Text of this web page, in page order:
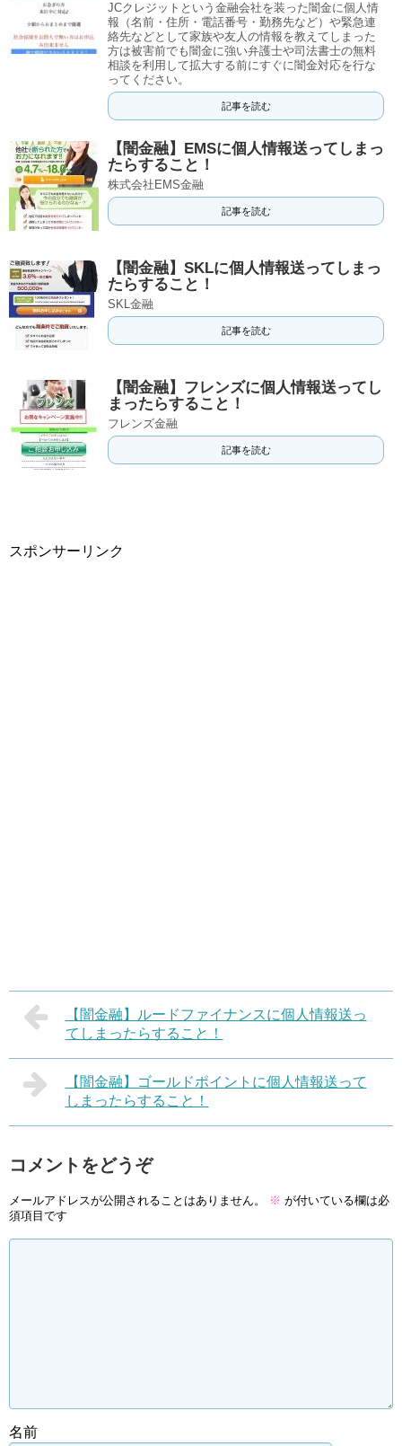
JCクレジットという金融会社を装った闇金に個人情
報（名前・住所・電話番号・勤務先など）や緊急連
絡先などとして家族や友人の情報を教えてしまった
方は被害前でも闇金に強い弁護士や司法書士の無料
相談を利用して拡大する前にすぐに闇金対応を行な
ってください。
記事を読む
【闇金融】EMSに個人情報送ってしまっ
たらすること！
株式会社EMS金融
記事を読む
【闇金融】SKLに個人情報送ってしまっ
たらすること！
SKL金融
記事を読む
【闇金融】フレンズに個人情報送ってし
まったらすること！
フレンズ金融
記事を読む
スポンサーリンク
【闇金融】ルードファイナンスに個人情報送っ
てしまったらすること！
【闇金融】ゴールドポイントに個人情報送って
しまったらすること！
コメントをどうぞ
メールアドレスが公開されることはありません。 ※ が付いている欄は必
須項目です
名前